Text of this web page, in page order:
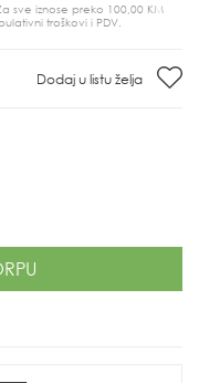
sve iznose preko 100,00 KM
troškovi i PDV.
Dodaj u listu želja